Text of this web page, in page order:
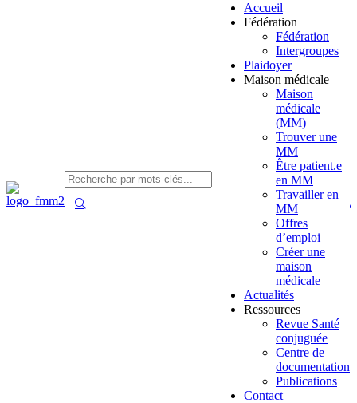
Accueil
Fédération
Fédération
Intergroupes
Plaidoyer
Maison médicale
Maison
médicale
(MM)
Trouver une
MM
Être patient.e
en MM
Travailler en
MM
Offres
d’emploi
Créer une
maison
médicale
Actualités
Ressources
Revue Santé
conjuguée
Centre de
documentation
Publications
Contact